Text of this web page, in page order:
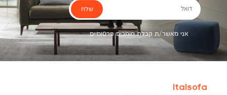
דואל
אני מאשר/ת קבלת חומרים פרסומיים
שלח
Italsofa